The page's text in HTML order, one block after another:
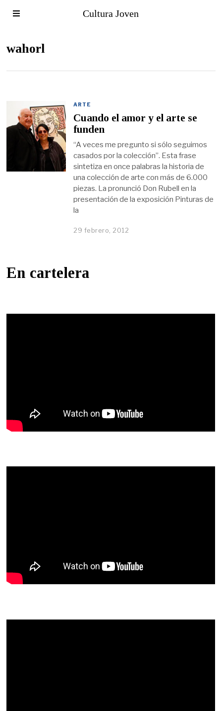
Cultura Joven
wahorl
ARTE
Cuando el amor y el arte se
funden
“A veces me pregunto si sólo seguimos
casados por la colección”. Esta frase
sintetiza en once palabras la historia de
una colección de arte con más de 6.000
piezas. La pronunció Don Rubell en la
presentación de la exposición Pinturas de
la
29 febrero, 2012
En cartelera